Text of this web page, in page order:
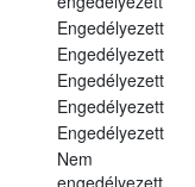
Engedélyezett
Engedélyezett
Engedélyezett
Engedélyezett
Engedélyezett
Nem